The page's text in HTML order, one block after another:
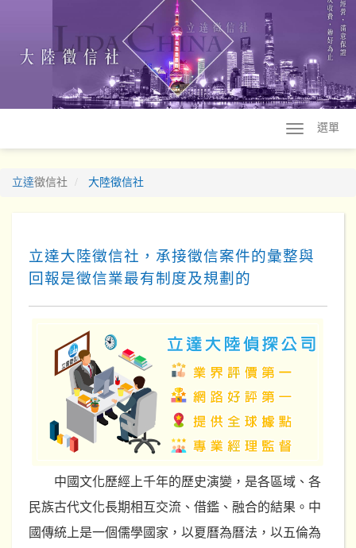
選單
立達徵信社 大陸徵信社
立達大陸徵信社，承接徵信案件的彙整與
回報是徵信業最有制度及規劃的
中國文化歷經上千年的歷史演變，是各區域、各
民族古代文化長期相互交流、借鑑、融合的結果。中
國傳統上是一個儒學國家，以夏曆為曆法，以五倫為